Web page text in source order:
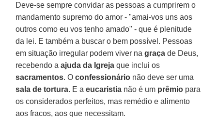
Deve-se sempre convidar as pessoas a cumprirem o
mandamento supremo do amor - "amai-vos uns aos
outros como eu vos tenho amado" - que é plenitude
da lei. E também a buscar o bem possível. Pessoas
em situação irregular podem viver nagraça de Deus,
recebendo aajuda da Igreja que inclui os
sacramentos. Oconfessionário não deve ser uma
sala de tortura. E aeucaristia não é um prêmio para
os considerados perfeitos, mas remédio e alimento
aos fracos, aos que necessitam.